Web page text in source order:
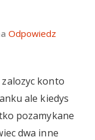
Odpowiedz
konto
ale kiedys
pozamykane
dwa inne